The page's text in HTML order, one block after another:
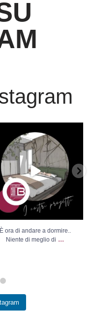
È ora di andare a dormire..
Niente di meglio di
È ora di andare a dormire..
Niente di meglio di ...